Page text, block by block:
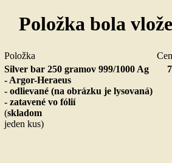
Položka bola
Položka
Silver bar 250 gramov 999/1000 Ag
- Argor-Heraeus
- odlievané (na obrázku je lysovaná)
- zatavené vo fólií
(skladom
jeden kus)